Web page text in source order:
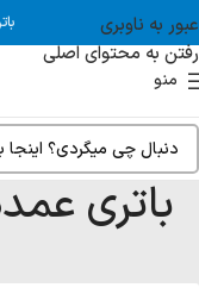
عبور به ناوبری
رفتن به محتوای اصلی
منو
باتری